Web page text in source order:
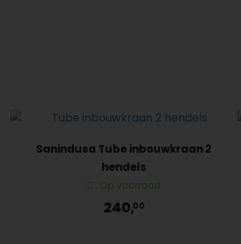
Sanindusa Tube inbouwkraan 2
hendels
Op voorraad
240,00